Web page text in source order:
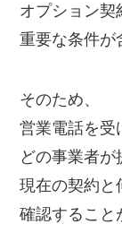
オプション契
重要な条件が
そのため、
営業電話を受
どの事業者が
現在の契約と
確認すること